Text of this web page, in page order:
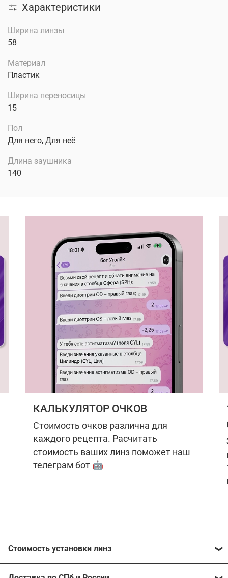
Характеристики
Ширина линзы
58
Материал
Пластик
Ширина переносицы
15
Пол
Для него, Для неё
Длина заушника
140
КАЛЬКУЛЯТОР ОЧКОВ
Стоимость очков различна для
каждого рецепта. Расчитать
стоимость ваших линз поможет наш
телеграм бот 🤖
Стоимость установки линз